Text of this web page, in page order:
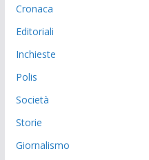
Cronaca
Editoriali
Inchieste
Polis
Società
Storie
Giornalismo